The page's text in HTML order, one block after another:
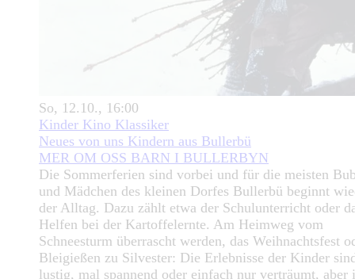
So, 12.10., 16:00
Kinder Kino Klassiker
Neues von uns Kindern aus Bullerbü
MER OM OSS BARN I BULLERBYN
Die Sommerferien sind vorbei und für die meisten
und Mädchen des kleinen Dorfes Bullerbü beginnt
der Alltag. Dazu zählt etwa der Schulunterricht oder
Helfen bei der Kartoffelernte. Am Heimweg vom
Schneesturm überrascht werden, das Weihnachtsfest
Bleigießen zu Silvester: Die Erlebnisse der Kinder
lustig, mal spannend oder einfach nur verträumt, aber